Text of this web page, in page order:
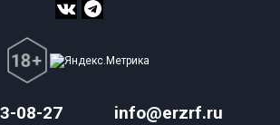
домов
домов
08-27 info@erzrf.ru